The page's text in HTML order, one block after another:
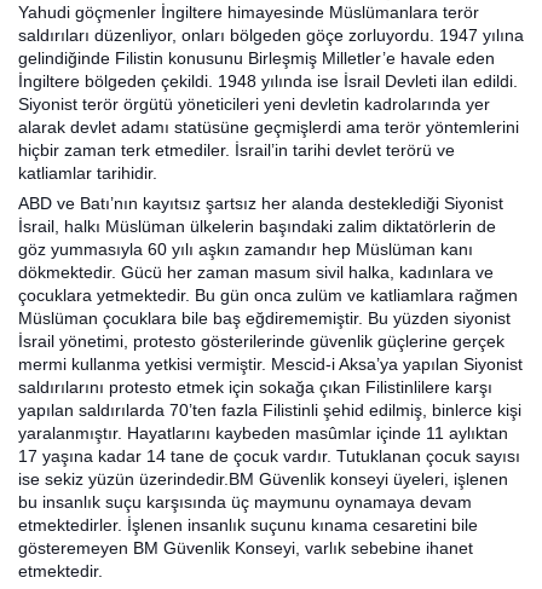
Yahudi göçmenler İngiltere himayesinde Müslümanlara terör
saldırıları düzenliyor, onları bölgeden göçe zorluyordu. 1947 yılına
gelindiğinde Filistin konusunu Birleşmiş Milletler’e havale eden
İngiltere bölgeden çekildi. 1948 yılında ise İsrail Devleti ilan edildi.
Siyonist terör örgütü yöneticileri yeni devletin kadrolarında yer
alarak devlet adamı statüsüne geçmişlerdi ama terör yöntemlerini
hiçbir zaman terk etmediler. İsrail’in tarihi devlet terörü ve
katliamlar tarihidir.
ABD ve Batı’nın kayıtsız şartsız her alanda desteklediği Siyonist
İsrail, halkı Müslüman ülkelerin başındaki zalim diktatörlerin de
göz yummasıyla 60 yılı aşkın zamandır hep Müslüman kanı
dökmektedir. Gücü her zaman masum sivil halka, kadınlara ve
çocuklara yetmektedir. Bu gün onca zulüm ve katliamlara rağmen
Müslüman çocuklara bile baş eğdirememiştir. Bu yüzden siyonist
İsrail yönetimi, protesto gösterilerinde güvenlik güçlerine gerçek
mermi kullanma yetkisi vermiştir. Mescid-i Aksa’ya yapılan Siyonist
saldırılarını protesto etmek için sokağa çıkan Filistinlilere karşı
yapılan saldırılarda 70’ten fazla Filistinli şehid edilmiş, binlerce kişi
yaralanmıştır. Hayatlarını kaybeden masûmlar içinde 11 aylıktan
17 yaşına kadar 14 tane de çocuk vardır. Tutuklanan çocuk sayısı
ise sekiz yüzün üzerindedir.BM Güvenlik konseyi üyeleri, işlenen
bu insanlık suçu karşısında üç maymunu oynamaya devam
etmektedirler. İşlenen insanlık suçunu kınama cesaretini bile
gösteremeyen BM Güvenlik Konseyi, varlık sebebine ihanet
etmektedir.